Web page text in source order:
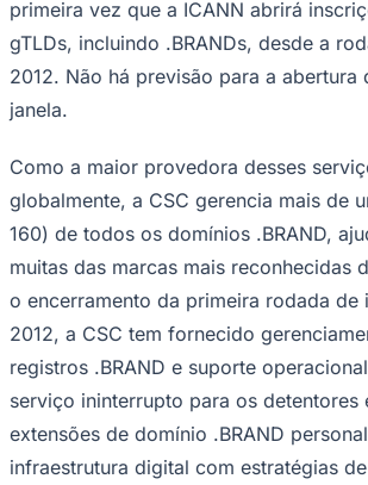
Agenda de Vestibulares
Vagas de Emprego
Concursos
Panorama Econômico
Para Sua Empresa
Anuncie no Portal
Verificar EmpresaNovo
Anunciar Vagas Novo
Publicidade Legal
NFL
Fórmula 1
Tênis (ATP)
MLB
Atletismo
primeira vez que a ICANN abrirá
gTLDs, incluindo .BRANDs, desde a
2012. Não há previsão para a abertura
janela.
Como a maior provedora desses
globalmente, a CSC gerencia mais de
160) de todos os domínios .BRAND,
muitas das marcas mais reconhecidas
o encerramento da primeira rodada de
2012, a CSC tem fornecido
registros .BRAND e suporte
serviço ininterrupto para os detentores
extensões de domínio .BRAND
infraestrutura digital com estratégias